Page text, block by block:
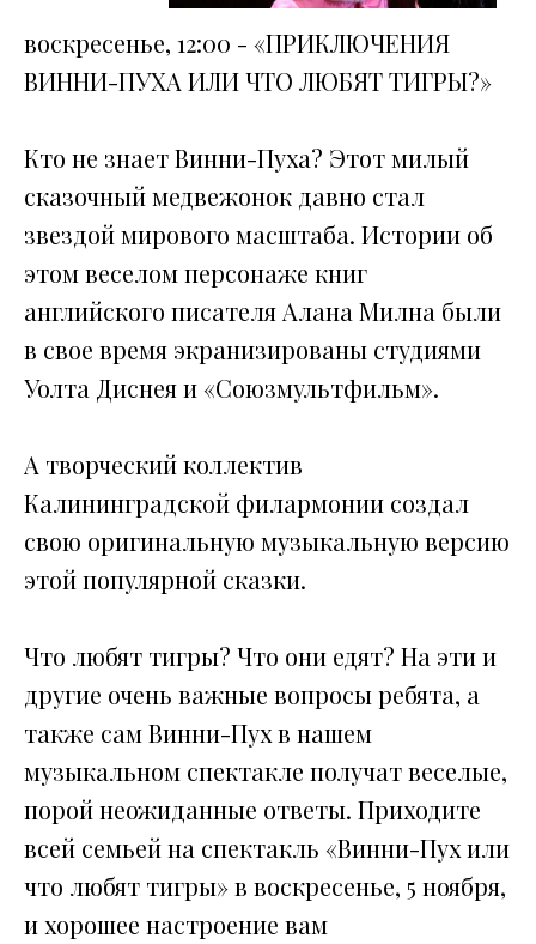
воскресенье, 12:00 - «ПРИКЛЮЧЕНИЯ
ВИННИ-ПУХА ИЛИ ЧТО ЛЮБЯТ ТИГРЫ?»
Кто не знает Винни-Пуха? Этот милый
сказочный медвежонок давно стал
звездой мирового масштаба. Истории об
этом веселом персонаже книг
английского писателя Алана Милна были
в свое время экранизированы студиями
Уолта Диснея и «Союзмультфильм».
А творческий коллектив
Калининградской филармонии создал
свою оригинальную музыкальную версию
этой популярной сказки.
Что любят тигры? Что они едят? На эти и
другие очень важные вопросы ребята, а
также сам Винни-Пух в нашем
музыкальном спектакле получат веселые,
порой неожиданные ответы. Приходите
всей семьей на спектакль «Винни-Пух или
что любят тигры» в воскресенье, 5 ноября,
и хорошее настроение вам